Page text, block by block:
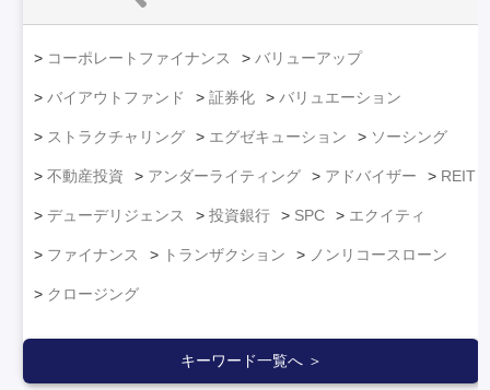
コーポレートファイナンス バリューアップ
バイアウトファンド 証券化 バリュエーション
ストラクチャリング エグゼキューション ソーシング
不動産投資 アンダーライティング アドバイザー REIT
デューデリジェンス 投資銀行 SPC エクイティ
ファイナンス トランザクション ノンリコースローン
クロージング
キーワード一覧へ ＞